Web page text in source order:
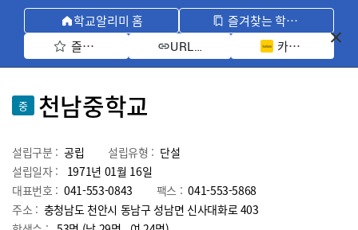
학교알리미 홈
즐겨찾는 학교 모아보기
즐겨찾기 선택
URL 복사 카카오톡 공유
중 천남중학교
설립구분 : 공립 설립유형 : 단설
설립일자 :
1971년 01월 16일
대표번호 : 041-553-0843 팩스 : 041-553-5868
주소 : 충청남도 천안시 동남구 성남면 신사대화로 403